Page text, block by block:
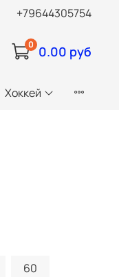
+79644305754
0 0.00 руб
Хоккей
60